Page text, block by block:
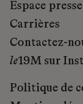
Espace presse
Carrières
Contactez-
le19M sur
Politique de